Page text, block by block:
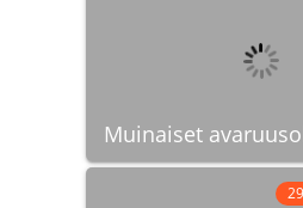
Muinaiset